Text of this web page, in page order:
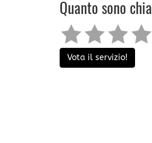
Quanto sono
Vota il servizio!